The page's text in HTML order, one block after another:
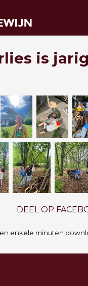
is
DEEL OP
enkele minuten